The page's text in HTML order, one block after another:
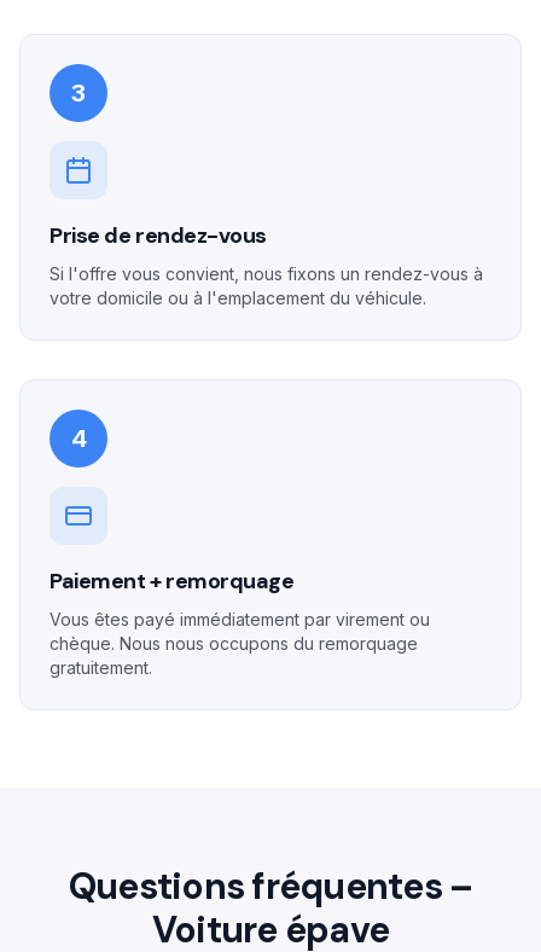
3
Prise de rendez-vous
Si l'offre vous convient, nous fixons un rendez-vous à
votre domicile ou à l'emplacement du véhicule.
4
Paiement + remorquage
Vous êtes payé immédiatement par virement ou
chèque. Nous nous occupons du remorquage
gratuitement.
Questions fréquentes –
Voiture épave